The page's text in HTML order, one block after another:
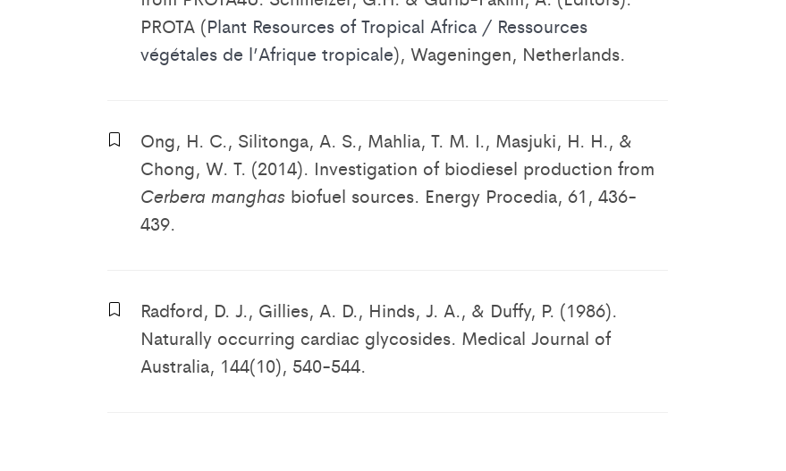
PROTA (Plant Resources of Tropical Africa / Ressources
végétales de l’Afrique tropicale), Wageningen, Netherlands.
Ong, H. C., Silitonga, A. S., Mahlia, T. M. I., Masjuki, H. H., &
Chong, W. T. (2014). Investigation of biodiesel production from
Cerbera manghasbiofuel sources. Energy Procedia, 61, 436-
439.
Radford, D. J., Gillies, A. D., Hinds, J. A., & Duffy, P. (1986).
Naturally occurring cardiac glycosides. Medical Journal of
Australia, 144(10), 540-544.